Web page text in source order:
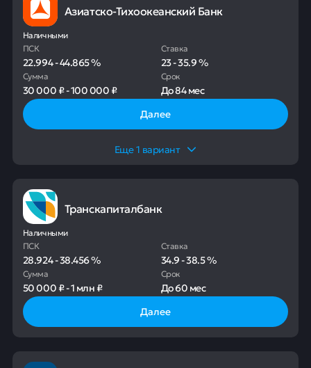
Азиатско-Тихоокеанский Банк
Наличными
ПСК
22.994-44.865%
Ставка
23-35.9%
Сумма
30 000 ₽-100 000 ₽
Срок
До84 мес
Далее
Еще1 вариант
Транскапиталбанк
Наличными
ПСК
28.924-38.456%
Ставка
34.9-38.5%
Сумма
50 000 ₽-1 млн ₽
Срок
До60 мес
Далее